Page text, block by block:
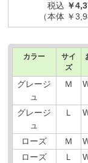
税込 ￥
（本体 ￥
カラー
サイ
ズ
グレージ
ュ
Ｍ
グレージ
ュ
Ｌ
ローズ Ｍ
ローズ
Ｌ